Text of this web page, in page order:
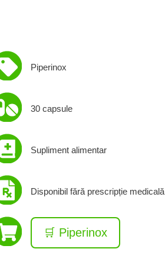
Piperinox
30 capsule
Supliment alimentar
Disponibil fără prescripție medicală
🛒 Piperinox